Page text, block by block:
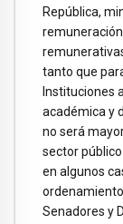
República,
tanto que
Instituciones
académica y
no será
sector
en algunos
Senadores y